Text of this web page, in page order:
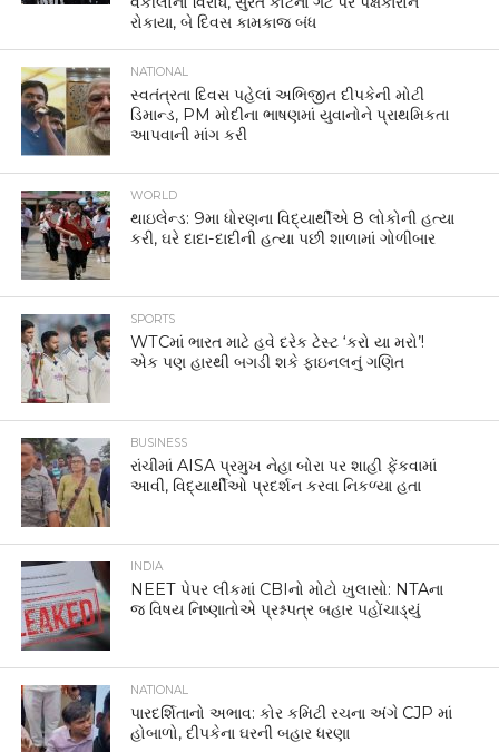
રોકાયા, બે દિવસ કામકાજ બંધ
NATIONAL
સ્વતંત્રતા દિવસ પહેલાં અભિજીત દીપકેની મોટી
ડિમાન્ડ, PM મોદીના ભાષણમાં યુવાનોને પ્રાથમિકતા
આપવાની માંગ કરી
WORLD
થાઇલેન્ડ: 9મા ધોરણના વિદ્યાર્થીએ 8 લોકોની હત્યા
કરી, ઘરે દાદા-દાદીની હત્યા પછી શાળામાં ગોળીબાર
SPORTS
WTCમાં ભારત માટે હવે દરેક ટેસ્ટ ‘કરો યા મરો’!
એક પણ હારથી બગડી શકે ફાઇનલનું ગણિત
BUSINESS
રાંચીમાં AISA પ્રમુખ નેહા બોરા પર શાહી ફેંકવામાં
આવી, વિદ્યાર્થીઓ પ્રદર્શન કરવા નિકળ્યા હતા
INDIA
NEET પેપર લીકમાં CBIનો મોટો ખુલાસો: NTAના
જ વિષય નિષ્ણાતોએ પ્રશ્નપત્ર બહાર પહોંચાડ્યું
NATIONAL
પારદર્શિતાનો અભાવ: કોર કમિટી રચના અંગે CJP માં
હોબાળો, દીપકેના ઘરની બહાર ધરણા